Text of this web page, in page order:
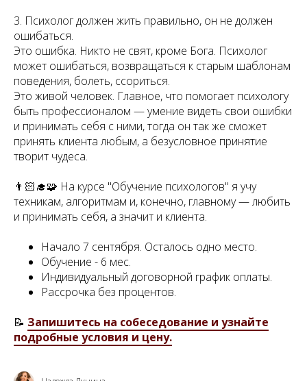
3. Психолог должен жить правильно, он не должен
ошибаться.
Это ошибка. Никто не свят, кроме Бога. Психолог
может ошибаться, возвращаться к старым шаблонам
поведения, болеть, ссориться.
Это живой человек. Главное, что помогает психологу
быть профессионалом — умение видеть свои ошибки
и принимать себя с ними, тогда он так же сможет
принять клиента любым, а безусловное принятие
творит чудеса.
👨🏻‍🎓🧩 На курсе "Обучение психологов" я учу
техникам, алгоритмам и, конечно, главному — любить
и принимать себя, а значит и клиента.
Начало 7 сентября. Осталось одно место.
Обучение - 6 мес.
Индивидуальный договорной график оплаты.
Рассрочка без процентов.
📝 Запишитесь на собеседование и узнайте
подробные условия и цену.